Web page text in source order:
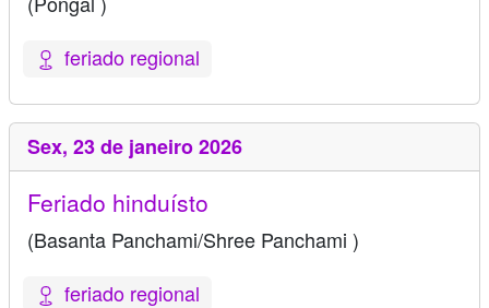
feriado regional
Sex, 23 de janeiro 2026
Feriado hinduísto
(Basanta Panchami/Shree Panchami )
feriado regional